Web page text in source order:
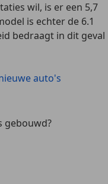
wil, is er een 5,7
is echter de 6.1
bedraagt in dit geval
auto's
gebouwd?